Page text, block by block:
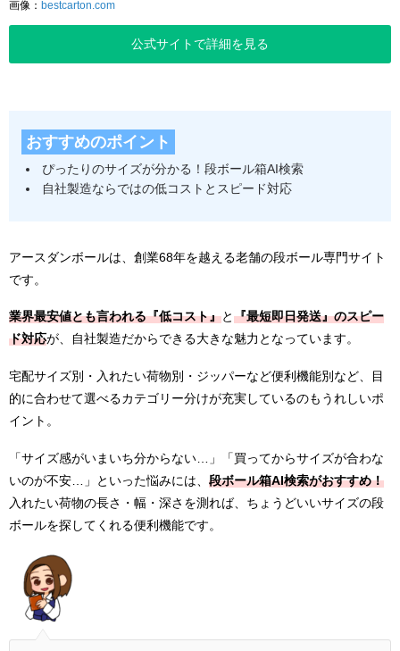
画像： bestcarton.com
公式サイトで詳細を見る
おすすめのポイント
ぴったりのサイズが分かる！段ボール箱AI検索
自社製造ならではの低コストとスピード対応
アースダンボールは、創業68年を越える老舗の段ボール専門サイト
です。
業界最安値とも言われる『低コスト』と『最短即日発送』のスピー
ド対応が、自社製造だからできる大きな魅力となっています。
宅配サイズ別・入れたい荷物別・ジッパーなど便利機能別など、目
的に合わせて選べるカテゴリー分けが充実しているのもうれしいポ
イント。
「サイズ感がいまいち分からない…」「買ってからサイズが合わな
いのが不安…」といった悩みには、 段ボール箱AI検索がおすすめ！
入れたい荷物の長さ・幅・深さを測れば、ちょうどいいサイズの段
ボールを探してくれる便利機能です。